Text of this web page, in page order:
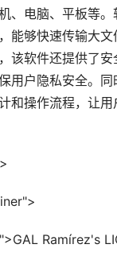
、电脑、平板等
能够快速传输大文
该软件还提供了
用户隐私安全。
和操作流程，让用
Ramírez's